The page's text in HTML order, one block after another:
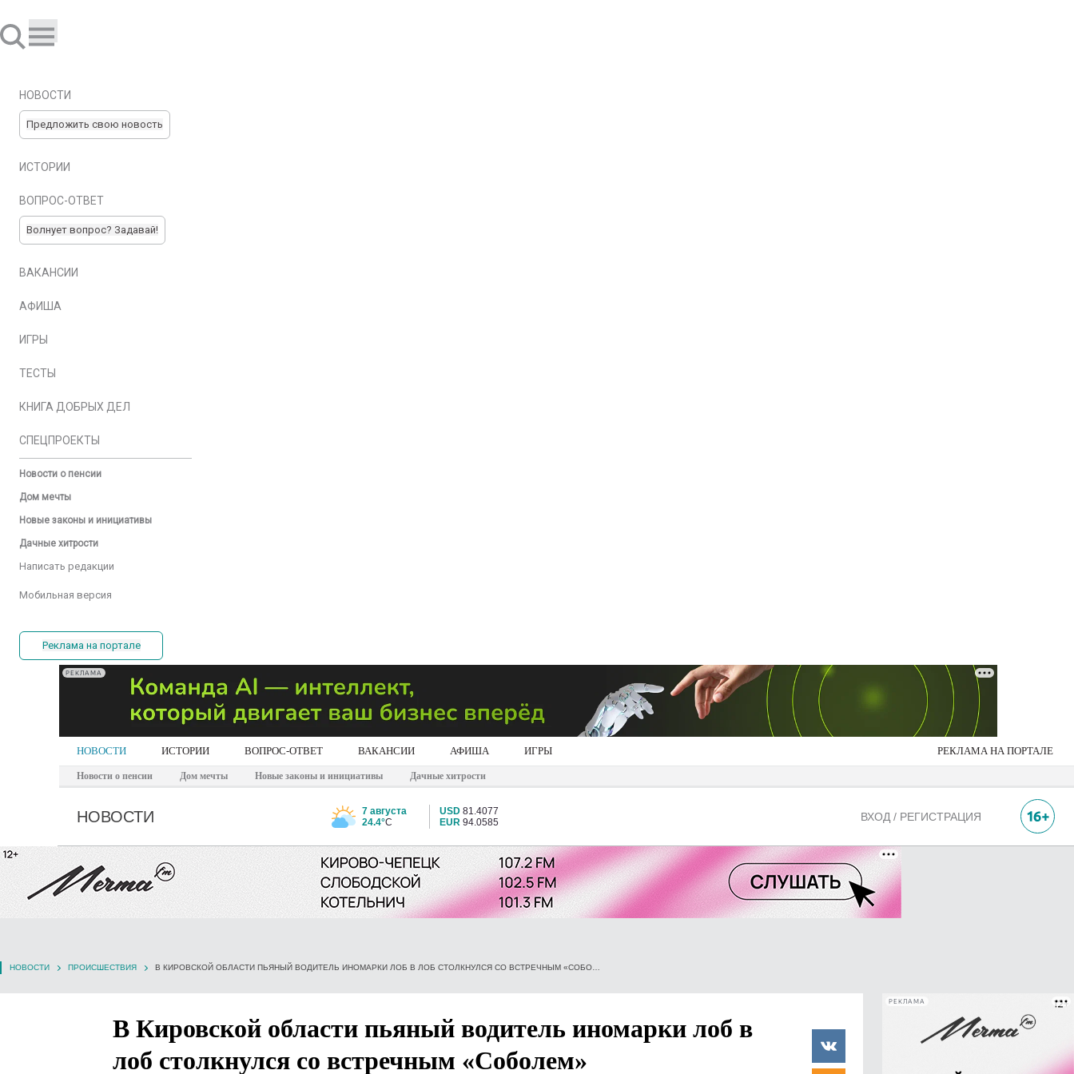
НОВОСТИ
Предложить свою новость
ИСТОРИИ
ВОПРОС-ОТВЕТ
Волнует вопрос? Задавай!
ВАКАНСИИ
АФИША
ИГРЫ
ТЕСТЫ
КНИГА ДОБРЫХ ДЕЛ
СПЕЦПРОЕКТЫ
Новости о пенсии
Дом мечты
Новые законы и инициативы
Дачные хитрости
Написать редакции
Мобильная версия
Реклама на портале
РЕКЛАМА
НОВОСТИ ИСТОРИИ ВОПРОС-ОТВЕТ ВАКАНСИИ АФИША ИГРЫ РЕКЛАМА НА ПОРТАЛЕ
Новости о пенсии Дом мечты Новые законы и инициативы Дачные хитрости
НОВОСТИ
7 августа
24.4°C
USD 81.4077
EUR 94.0585 ВХОД / РЕГИСТРАЦИЯ
НОВОСТИ ПРОИСШЕСТВИЯ
В Кировской области пьяный водитель иномарки лоб в
лоб столкнулся со встречным «Соболем»
РЕКЛАМА